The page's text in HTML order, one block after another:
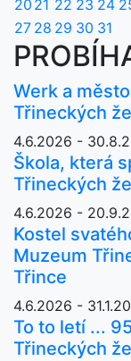
20 21 22 23 24
27 28 29 30 31
Werk a
Třineckých
4.6.2026 -
Škola, která
Třineckých
4.6.2026 -
Kostel
Muzeum
Třince
4.6.2026 -
To to letí ...
Třineckých